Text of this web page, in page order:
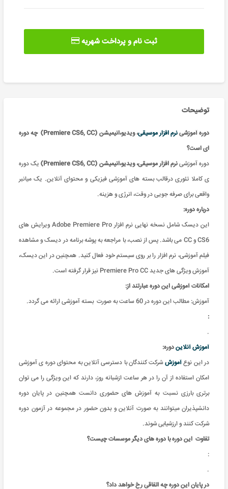
ثبت نام و پرداخت شهریه
توضیحات
دوره آموزشینرم افزار موسیقی
، ویدیو،انیمیشن (Premiere CS6, CC) چه دوره
ای است؟
دوره آموزشینرم افزار موسیقی، ویدیو،انیمیشن (Premiere CS6, CC)
یک دوره
ی کاملا تئوری درقالب بسته های آموزشی فیزیکی و محتوای آنلاین. یک میانبر
واقعی برای صرفه جویی در وقت، انرژی و هزینه.
درباره دوره:
این دیسک شامل نسخه نهایی نرم افزار Adobe Premiere Pro ویرایش های
CS6 و CC می باشد. پس از نصب، با مراجعه به پوشه برنامه در دیسک و مشاهده
فیلم آموزشی، نرم افزار را بر روی سیستم خود فعال کنید. همچنین در این دیسک،
آموزش ویژگی های جدید Premiere Pro CC نیز قرار گرفته است.
امکانات آموزشی این دوره عبارتند از:
آموزش: مطالب این دوره در 60 ساعت به صورت بسته آموزشی ارائه می گردد.
:
.
آموزش آنلایندوره:
در این نوعآموزششرکت کنندگان با دسترسی آنلاین به محتوای دوره ی آموزشی
امکان استفاده از آن را در هر ساعت ازشبانه روز، دارند که این ویژگی را می توان
برتری بارزی نسبت به آموزش های حضوری دانست همچنین در پایان دوره
دانشپذیران میتوانند به صورت آنلاین و بدون حضور در مجموعه در آزمون دوره
شرکت کنند و ارزشیابی شوند.
تفاوت این دوره با دوره های دیگر موسسات چیست؟
:
.
در پایان این دوره چه اتفاقی رخ خواهد داد؟